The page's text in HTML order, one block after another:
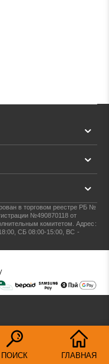
ПОИСК ГЛАВНАЯ
в торговом реестре РБ №
№490870118 от
комитетом.Адрес:
СБ 08:00-15:00, ВС -